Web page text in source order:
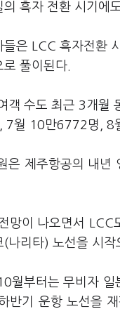
흑자 전환 시기에
은 LCC 흑자전환
풀이된다.
객 수도 최근 3개월
7월 10만6772명, 8
은 제주항공의 내
망이 나오면서
나리타) 노선을 시
월부터는 무비자
반기 운항 노선을